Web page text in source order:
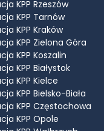
KPP Rzeszów
KPP Tarnów
KPP Kraków
KPP Zielona Góra
KPP Koszalin
KPP Białystok
KPP Kielce
KPP Bielsko-Biała
KPP Częstochowa
KPP Opole